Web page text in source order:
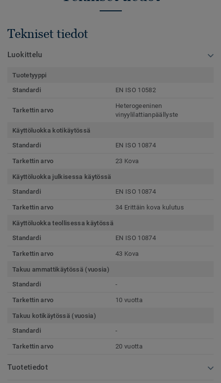
Tekniset tiedot
Luokittelu
Tuotetyyppi
Standardi
EN ISO 10582
Tarkettin arvo
Heterogeeninen
vinyylilattianpäällyste
Käyttöluokka kotikäytössä
Standardi
EN ISO 10874
Tarkettin arvo 23 Kova
Käyttöluokka julkisessa käytössä
Standardi
EN ISO 10874
Tarkettin arvo 34 Erittäin kova kulutus
Käyttöluokka teollisessa käytössä
Standardi
EN ISO 10874
Tarkettin arvo 43 Kova
Takuu ammattikäytössä (vuosia)
Standardi
-
Tarkettin arvo 10 vuotta
Takuu kotikäytössä (vuosia)
Standardi
-
Tarkettin arvo 20 vuotta
Tuotetiedot